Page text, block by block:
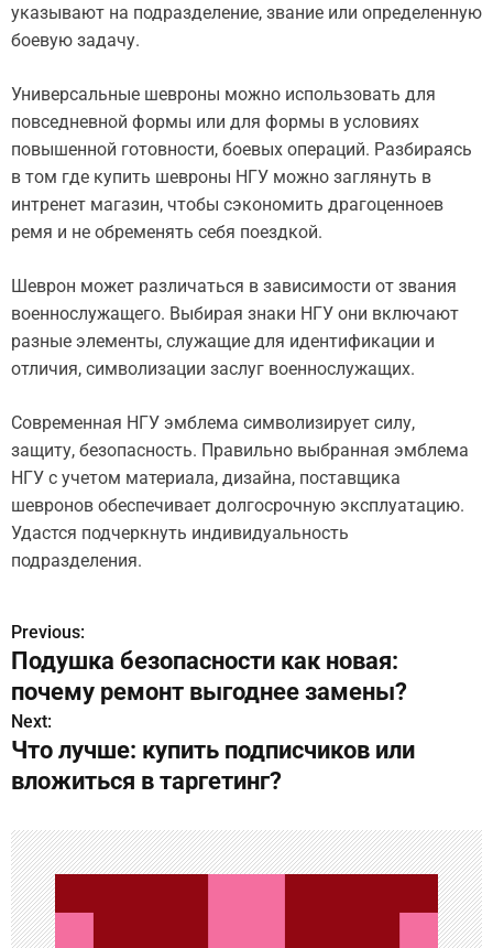
указывают на подразделение, звание или определенную
боевую задачу.
Универсальные шевроны можно использовать для
повседневной формы или для формы в условиях
повышенной готовности, боевых операций. Разбираясь
в том где купить шевроны НГУ можно заглянуть в
интренет магазин, чтобы сэкономить драгоценноев
ремя и не обременять себя поездкой.
Шеврон может различаться в зависимости от звания
военнослужащего. Выбирая знаки НГУ они включают
разные элементы, служащие для идентификации и
отличия, символизации заслуг военнослужащих.
Современная НГУ эмблема символизирует силу,
защиту, безопасность. Правильно выбранная эмблема
НГУ с учетом материала, дизайна, поставщика
шевронов обеспечивает долгосрочную эксплуатацию.
Удастся подчеркнуть индивидуальность
подразделения.
Н
а
в
и
а
ц
и
Previous:
Подушка безопасности как новая:
почему ремонт выгоднее замены?
Next:
Что лучше: купить подписчиков или
вложиться в таргетинг?